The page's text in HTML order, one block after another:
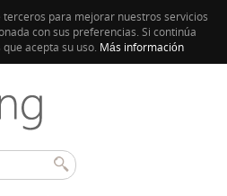
para mejorar nuestros servicios
con sus preferencias. Si continúa
acepta su uso. Más información